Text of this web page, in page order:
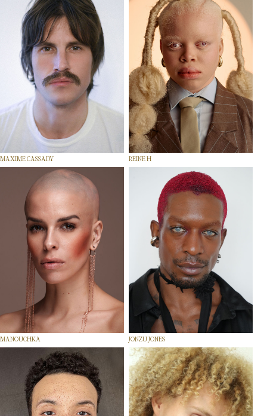
MAXIME CASSADY REINE H
MANOUCHKA JONZU JONES